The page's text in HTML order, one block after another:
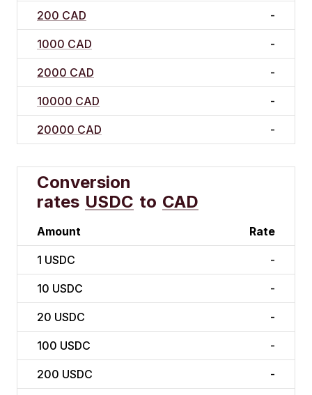
200 CAD -
1000 CAD -
2000 CAD -
10000 CAD -
20000 CAD -
Conversion
rates USDC to CAD
Amount Rate
1 USDC -
10 USDC -
20 USDC -
100 USDC -
200 USDC -